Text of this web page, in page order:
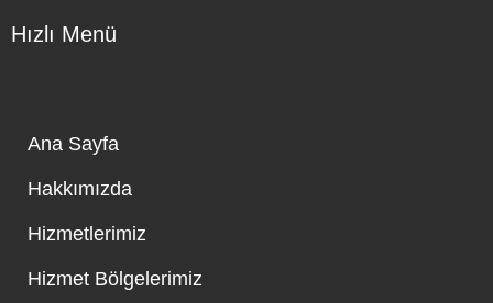
Hızlı Menü
Ana Sayfa
Hakkımızda
Hizmetlerimiz
Hizmet Bölgelerimiz